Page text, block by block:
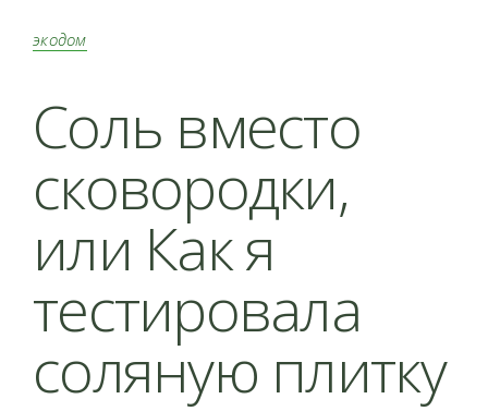
экодом
Соль вместо
сковородки,
или Как я
тестировала
соляную плитку